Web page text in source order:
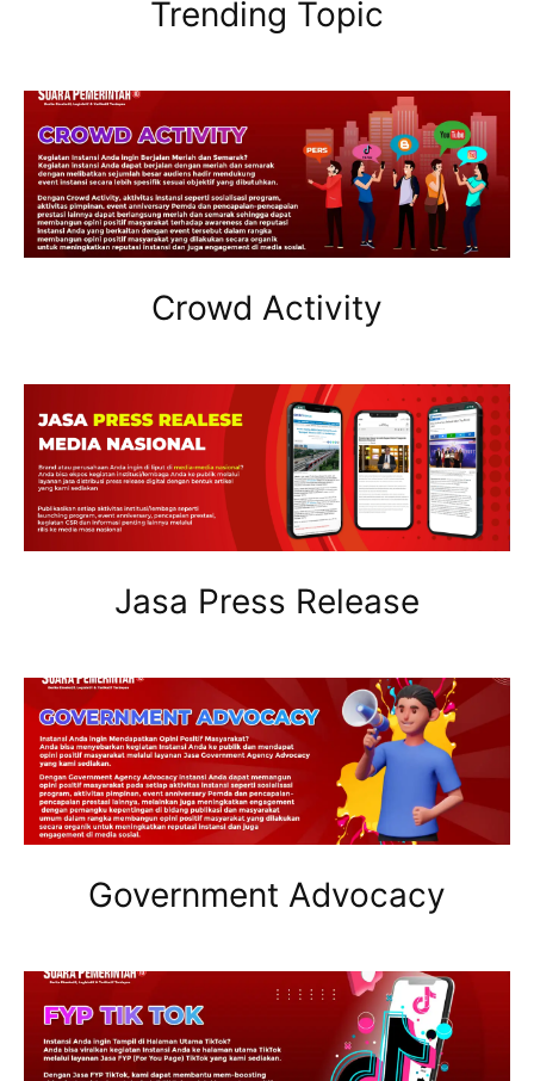
Trending Topic
Crowd Activity
Jasa Press Release
Government Advocacy